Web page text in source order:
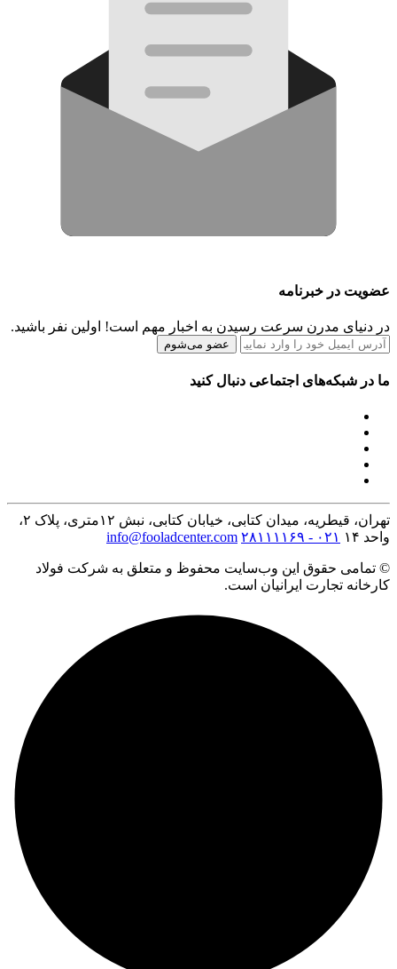
عضویت در خبرنامه
در دنیای مدرن سرعت رسیدن به اخبار مهم است! اولین نفر باشید.
عضو می‌شوم
ما در شبکه‌های اجتماعی دنبال کنید
تهران، قیطریه، میدان کتابی، خیابان کتابی، نبش ۱۲متری، پلاک ۲،
واحد ۱۴
۰۲۱ - ۲۸۱۱۱۱۶۹ info@fooladcenter.com
© تمامی حقوق این وب‌سایت محفوظ و متعلق به شرکت فولاد
کارخانه تجارت ایرانیان است.